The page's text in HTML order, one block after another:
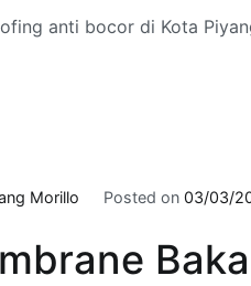
anti bocor di Kota
Morillo Posted on 03/03/